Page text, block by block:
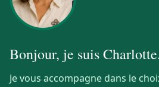
Bonjour, je suisCharlotte
Je vous accompagne dans le